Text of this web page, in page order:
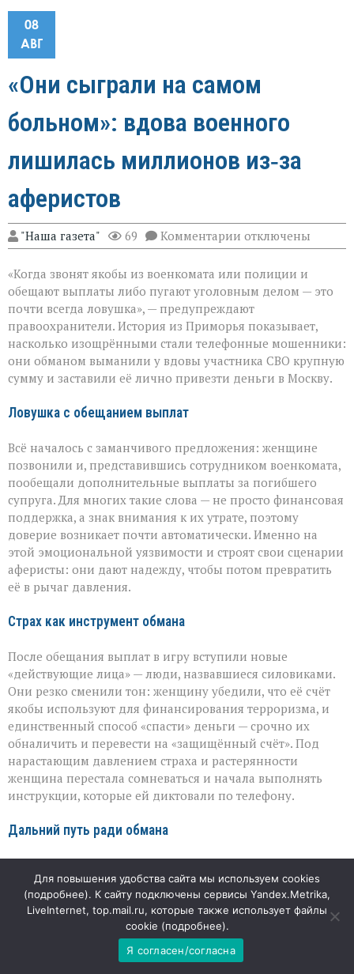
08
АВГ
«Они сыграли на самом
больном»: вдова военного
лишилась миллионов из‑за
аферистов
"Наша газета" 69 Комментарии к
записи
сыграли
на
самом
больном»:
вдова
военного
лишилась
миллионов
из‑за
отключены
«Когда звонят якобы из военкомата или полиции и
обещают выплаты либо пугают уголовным делом — это
почти всегда ловушка», — предупреждают
правоохранители. История из Приморья показывает,
насколько изощрёнными стали телефонные мошенники:
они обманом выманили у вдовы участника СВО крупную
сумму и заставили её лично привезти деньги в Москву.
Ловушка с обещанием выплат
Всё началось с заманчивого предложения: женщине
позвонили и, представившись сотрудником военкомата,
пообещали дополнительные выплаты за погибшего
супруга. Для многих такие слова — не просто финансовая
поддержка, а знак внимания к их утрате, поэтому
доверие возникает почти автоматически. Именно на
этой эмоциональной уязвимости и строят свои сценарии
аферисты: они дают надежду, чтобы потом превратить
её в рычаг давления.
Страх как инструмент обмана
После обещания выплат в игру вступили новые
«действующие лица» — люди, назвавшиеся силовиками.
Они резко сменили тон: женщину убедили, что её счёт
якобы используют для финансирования терроризма, и
единственный способ «спасти» деньги — срочно их
обналичить и перевести на «защищённый счёт». Под
нарастающим давлением страха и растерянности
женщина перестала сомневаться и начала выполнять
инструкции, которые ей диктовали по телефону.
Дальний путь ради обмана
убедили женщину лично доставить наличные в столицу.
Она купила билет, прилетела в Москву и встретилась с
курьером. Финальным штрихом стала отработанная
деталь: незнакомец произнёс заранее оговорённое
кодовое слово — и этого оказалось достаточно, чтобы
Для повышения удобства сайта мы используем cookies
(подробнее). К сайту подключены сервисы Yandex.Metrika,
LiveInternet, top.mail.ru, которые также использует файлы
cookie (подробнее).
Я согласен/согласна